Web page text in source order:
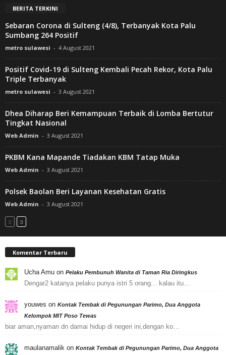
BERITA TERKINI
Sebaran Corona di Sulteng (4/8), Terbanyak Kota Palu
Sumbang 264 Positif
metro sulawesi - 4 August 2021
Positif Covid-19 di Sulteng Kembali Pecah Rekor, Kota Palu
Triple Terbanyak
metro sulawesi - 3 August 2021
Dhea Diharap Beri Kemampuan Terbaik di Lomba Bertutur
Tingkat Nasional
Web Admin - 3 August 2021
PKBM Kana Mapande Tiadakan KBM Tatap Muka
Web Admin - 3 August 2021
Polsek Baolan Beri Layanan Kesehatan Gratis
Web Admin - 3 August 2021
Komentar Terbaru
Ucha Amu on Pelaku Pembunuh Wanita di Taman Ria Diringkus
Dengar2 katanya pelaku punya istri 5 orang... kalau itu…
youwes on Kontak Tembak di Pegunungan Parimo, Dua Anggota
Kelompok MIT Poso Tewas
biar aman,nyaman dn damai hidup di negeri ini,dengan ko…
maulanamalik on Kontak Tembak di Pegunungan Parimo, Dua Anggota